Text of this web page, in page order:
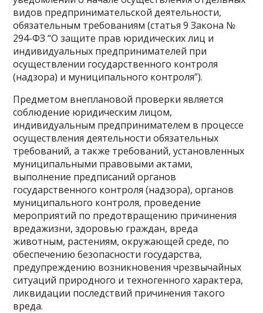
видов предпринимательской деятельности,
обязательным требованиям (статья 9 Закона №
294-ФЗ “О защите прав юридических лиц и
индивидуальных предпринимателей при
осуществлении государственного контроля
(надзора) и муниципального контроля”).
Предметом внеплановой проверки является
соблюдение юридическим лицом,
индивидуальным предпринимателем в процессе
осуществления деятельности обязательных
требований, а также требований, установленных
муниципальными правовыми актами,
выполнение предписаний органов
государственного контроля (надзора), органов
муниципального контроля, проведение
мероприятий по предотвращению причинения
вредажизни, здоровью граждан, вреда
животным, растениям, окружающей среде, по
обеспечению безопасности государства,
предупреждению возникновения чрезвычайных
ситуаций природного и техногенного характера,
ликвидации последствий причинения такого
вреда.